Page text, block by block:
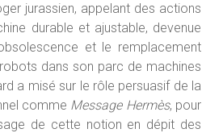
jurassien, appelant des actions
durable et ajustable, devenue
et le remplacement
dans son parc de machines
a misé sur le rôle persuasif de la
comme Message Hermès, pour
de cette notion en dépit des